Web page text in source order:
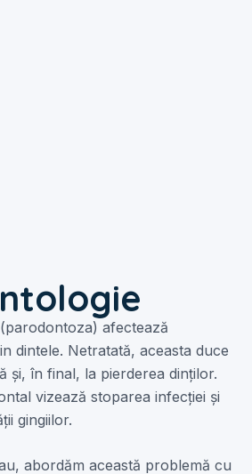
afectează
dintele. Netratată, aceasta duce
și, în final, la pierderea dinților.
vizează stoparea infecției și
gingiilor.
abordăm această problemă cu